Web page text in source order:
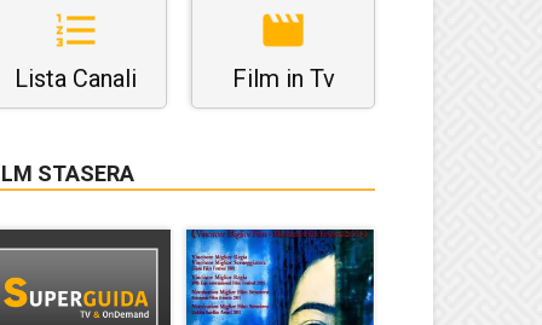
Lista Canali Film in Tv
STASERA